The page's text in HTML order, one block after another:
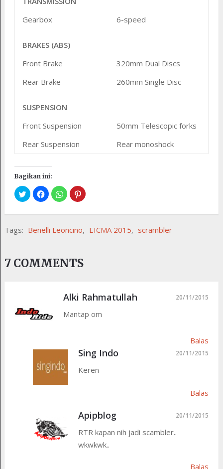
Gearbox
6-speed
BRAKES (ABS)
Front Brake
320mm Dual Discs
Rear Brake
260mm Single Disc
SUSPENSION
Front Suspension
50mm Telescopic forks
Rear Suspension
Rear monoshock
Bagikan ini:
Tags: Benelli Leoncino, EICMA 2015, scrambler
7 COMMENTS
Alki Rahmatullah 20/11/2015
Mantap om
Balas
Sing Indo 20/11/2015
Keren
Balas
Apipblog 20/11/2015
RTR kapan nih jadi scambler..
wkwkwk..
Balas